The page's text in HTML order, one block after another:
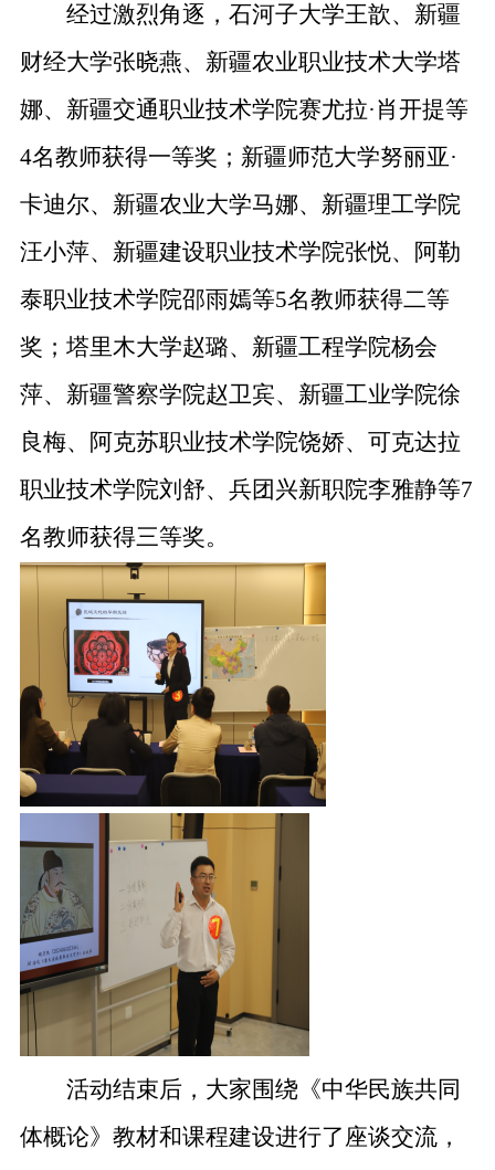
经过激烈角逐，石河子大学王歆、 新疆
财经大学张晓燕、新疆农业职业技术大学塔
娜、新疆交通职业技术学院赛尤拉·肖开提等
4名教师获得一等奖；新疆师范大学努丽亚·
卡迪尔、新疆农业大学马娜、新疆理工学院
汪小萍、新疆建设职业技术学院张悦、阿勒
泰职业技术学院邵雨嫣等5名教师获得二等
奖；塔里木大学赵璐、新疆工程学院杨会
萍、新疆警察学院赵卫宾、新疆工业学院徐
良梅、阿克苏职业技术学院饶娇、可克达拉
职业技术学院刘舒、兵团兴新职院李雅静等7
名教师获得三等奖。
活动结束后， 大家围绕《中华民族共同
体概论》教材和课程建设进行了座谈交流，